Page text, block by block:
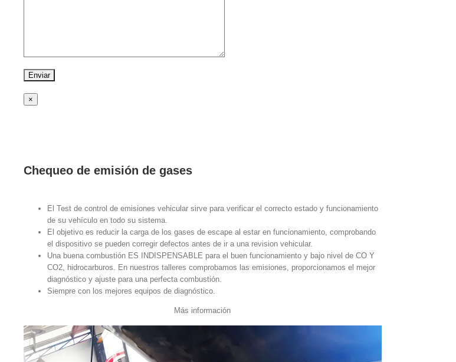
×
Chequeo de emisión de gases
El Test de control de emisiones vehicular sirve para verificar el correcto estado y funcionamiento
de su vehículo en todo su sistema.
El objetivo es reducir la carga de los gases de escape al estar en funcionamiento, comprobando
el dispositivo se pueden corregir defectos antes de ir a una revision vehicular.
Una buena combustión ES INDISPENSABLE para el buen funcionamiento y bajo nivel de CO Y
CO2, hidrocarburos. En nuestros talleres comprobamos las emisiones, proporcionamos el mejor
diagnóstico y ajuste para una perfecta combustión.
Siempre con los mejores equipos de diagnóstico.
Más información